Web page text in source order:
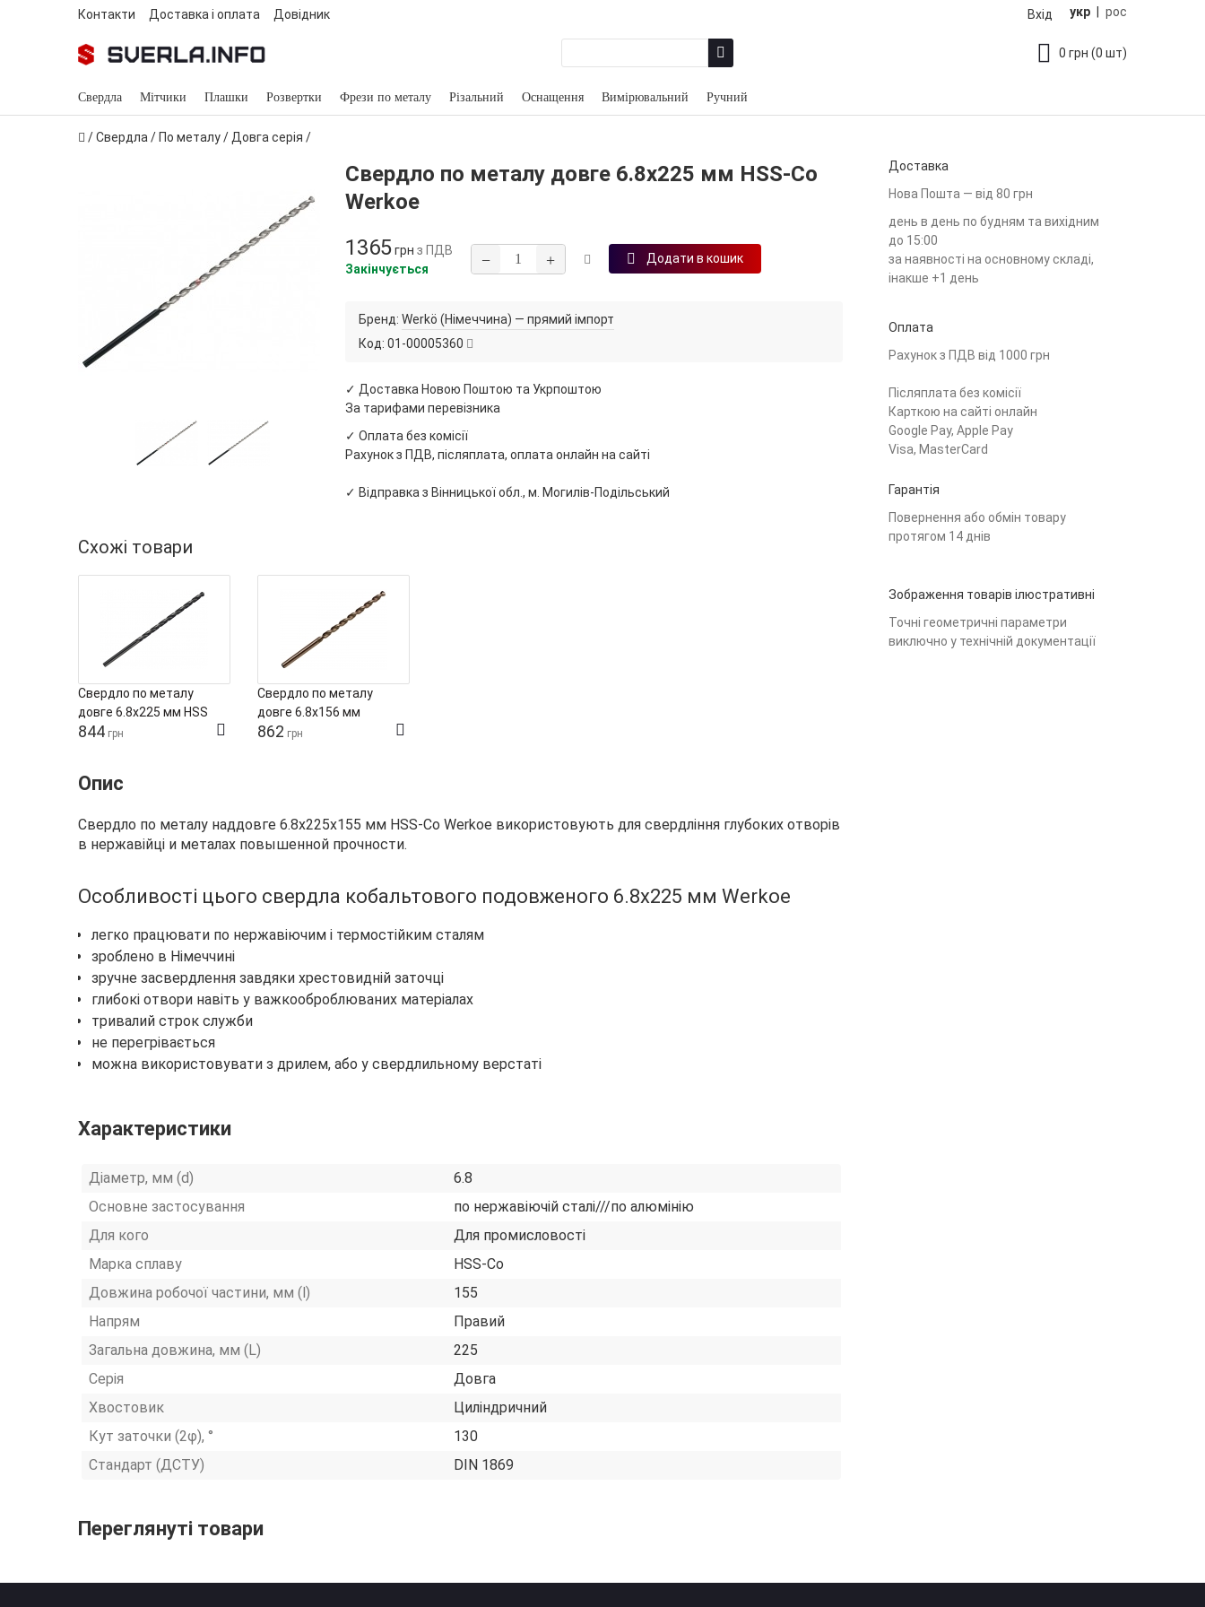
укр рос
Контакти Доставка і оплата Довідник Вхід
0 грн (0 шт)
Свердла Мітчики Плашки Розвертки Фрези по металу Різальний Оснащення Вимірювальний Ручний
/Свердла / По металу/ Довга серія /
Свердло по металу довге 6.8х225 мм HSS-Co
Werkoe
1365грн з ПДВ
Закінчується
− + Додати в кошик
Бренд: Werkö (Німеччина) — прямий імпорт
Код: 01-00005360
✓ Доставка Новою Поштою та Укрпоштою
За тарифами перевізника
✓ Оплата без комісії
Рахунок з ПДВ, післяплата, оплата онлайн на сайті
✓ Відправка з Вінницької обл., м. Могилів-Подільський
Схожі товари
Свердло по металу
довге 6.8х225 мм HSS
Werkoe
844 грн
Свердло по металу
довге 6.8х156 мм
HSS‑Co8 Werkoe
862 грн
Опис
Свердло по металу наддовге 6.8х225х155 мм HSS-Co Werkoe використовують для свердління глубоких отворів
в нержавійці и металах повышенной прочности.
Особливості цього свердла кобальтового подовженого 6.8х225 мм Werkoe
легко працювати по нержавіючим і термостійким сталям
зроблено в Німеччині
зручне засвердлення завдяки хрестовидній заточці
глибокі отвори навіть у важкооброблюваних матеріалах
тривалий строк служби
не перегрівається
можна використовувати з дрилем, або у свердлильному верстаті
Характеристики
Діаметр, мм (d)
6.8
Основне застосування
по нержавіючій сталі///по алюмінію
Для кого
Для промисловості
Марка сплаву
HSS-Co
Довжина робочої частини, мм (l)
155
Напрям
Правий
Загальна довжина, мм (L)
225
Серія
Довга
Хвостовик
Циліндричний
Кут заточки (2φ), °
130
Стандарт (ДСТУ)
DIN 1869
Переглянуті товари
Доставка
Нова Пошта — від 80 грн
день в день по будням та вихідним
до 15:00
за наявності на основному складі,
інакше +1 день
Оплата
Рахунок з ПДВ від 1000 грн
Післяплата без комісії
Карткою на сайті онлайн
Google Pay, Apple Pay
Visa, MasterCard
Гарантія
Повернення або обмін товару
протягом 14 днів
Зображення товарів ілюстративні
Точні геометричні параметри
виключно у технічній документації